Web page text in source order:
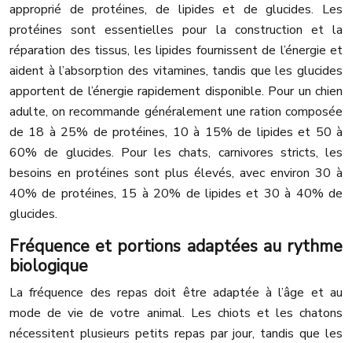
approprié de protéines, de lipides et de glucides. Les
protéines sont essentielles pour la construction et la
réparation des tissus, les lipides fournissent de l’énergie et
aident à l’absorption des vitamines, tandis que les glucides
apportent de l’énergie rapidement disponible. Pour un chien
adulte, on recommande généralement une ration composée
de 18 à 25% de protéines, 10 à 15% de lipides et 50 à
60% de glucides. Pour les chats, carnivores stricts, les
besoins en protéines sont plus élevés, avec environ 30 à
40% de protéines, 15 à 20% de lipides et 30 à 40% de
glucides.
Fréquence et portions adaptées au rythme
biologique
La fréquence des repas doit être adaptée à l’âge et au
mode de vie de votre animal. Les chiots et les chatons
nécessitent plusieurs petits repas par jour, tandis que les